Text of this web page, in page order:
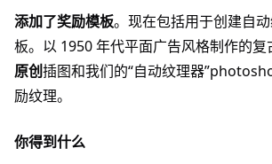
添加了奖励模板。现在包括用于创建自
板。以 1950 年代平面广告风格制作的
原创插图和我们的“自动纹理器
励纹理。
你得到什么